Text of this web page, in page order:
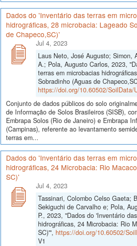
Dados do 'Inventário das terras em
hidrográficas, 28 microbacia: Lageado
de Chapeco,SC)'
Jul 4, 2023
Laus Neto, José Augusto; Simon,
A.; Pola, Augusto Carlos, 2023,
terras em microbacias
Sobradinho (Aguas de
https://doi.org/10.60502/SoilData/
Conjunto de dados públicos do solo
de Informação de Solos Brasileiros (SISB),
Embrapa Solos (Rio de Janeiro) e Embrapa
(Campinas), referente ao levantamento
terras em...
Dados do 'Inventário das terras em
hidrográficas, 24 Microbacia: Rio
SC)'
Jul 4, 2023
Tassinari, Colombo Celso Gaeta;
Sekiguchi de Carvalho e; Pola,
P., 2023, "Dados do 'Inventário
hidrográficas, 24 Microbacia: Rio
SC)'", https://doi.org/10.60502/
V1